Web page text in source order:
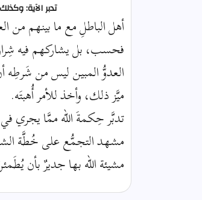
تدبر الآية:
أهل الباطلِ مع ما بينهم من
فحسب، بل يشاركهم فيه
العدوُّ المبين ليس من شَرطِه
ميَّز ذلك، وأخذ للأمر أُهبتَه.
تدبَّر حِكمةَ الله ممَّا يجري
مشهد التجمُّع على خُطَّة
مشيئة الله بها جديرٌ بأن